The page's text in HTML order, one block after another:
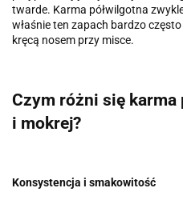
twarde. Karma półwilgotna
właśnie ten zapach bardzo
kręcą nosem przy misce.
Czym różni się karma
i mokrej?
Konsystencja i smakowitość